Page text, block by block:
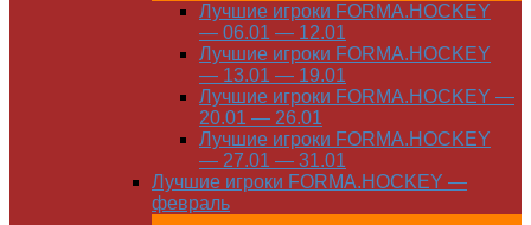
Лучшие игроки FORMA.HOCKEY
— 06.01 — 12.01
Лучшие игроки FORMA.HOCKEY
— 13.01 — 19.01
Лучшие игроки FORMA.HOCKEY —
20.01 — 26.01
Лучшие игроки FORMA.HOCKEY
— 27.01 — 31.01
Лучшие игроки FORMA.HOCKEY —
февраль